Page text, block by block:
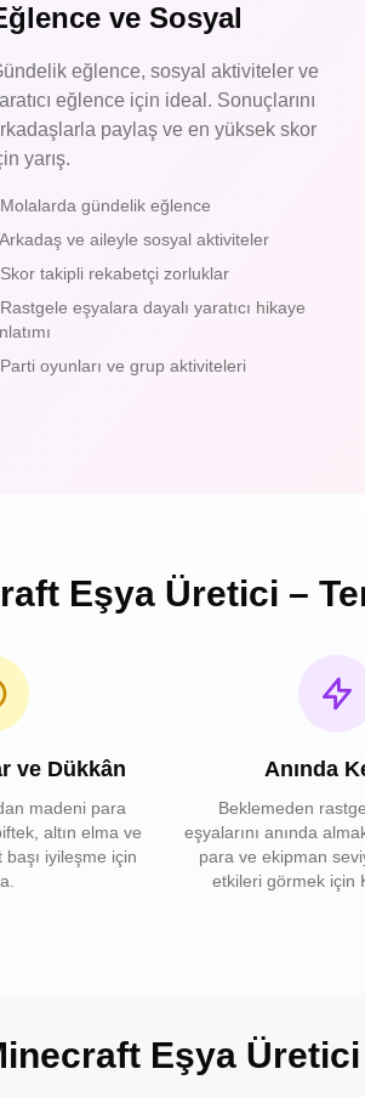
ve Sosyal
eğlence, sosyal aktiviteler ve
eğlence için ideal. Sonuçlarını
paylaş ve en yüksek skor
yarış.
Molalarda gündelik eğlence
Arkadaş ve aileyle sosyal aktiviteler
Skor takipli rekabetçi zorluklar
Rastgele eşyalara dayalı yaratıcı hikaye
Parti oyunları ve grup aktiviteleri
Eşya Üretici –
ve Dükkân
madeni para
altın elma ve
iyileşme için
Anında
Beklemeden
eşyalarını anında
para ve ekipman
etkileri görmek için
Eşya